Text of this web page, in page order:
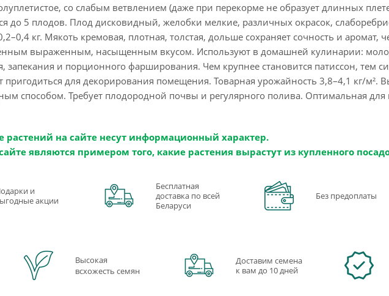
со слабым ветвлением (даже при перекорме не образует длинных
до 5 плодов. Плод дисковидный, желобки мелкие, различных окрасок,
кг. Мякоть кремовая, плотная, толстая, дольше сохраняет сочность и аромат,
выраженным, насыщенным вкусом. Используют в домашней кулинарии:
запекания и порционного фарширования. Чем крупнее становится патиссон, тем
пригодиться для декорирования помещения. Товарная урожайность 3,8–4,1 кг/
способом. Требует плодородной почвы и регулярного полива. Оптимальная для
растений на сайте несут информационный характер.
являются примером того, какие растения вырастут из купленного
и
акции
Бесплатная
доставка по всей
Беларуси
Без предоплаты
Высокая
всхожесть семян
Доставим семена
к вам до 10 дней